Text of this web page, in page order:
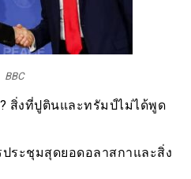
BBC
สิ่งที่ปูตินและทรัมป์ไม่ได้พูด
ประชุมสุดยอดอลาสกาและสิ่ง